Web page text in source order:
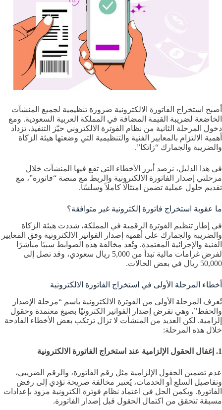
أصبح استخراج الفاتورة الالكترونية ضرورة تنظيمية لجميع المنشآت
الخاضعة لضريبة القيمة المضافة في المملكة العربية السعودية. ومع
دخول المرحلة الثانية من نظام الفوترة الالكتروني حيّز التنفيذ، تزداد
أهمية الالتزام بالمعايير الفنية والتنظيمية التي وضعتها هيئة الزكاة
والضريبة والجمارك “زاتكا”.
في هذا الدليل، نرصد أبرز الأخطاء التي تقع فيها المنشآت خلال
مرحلتي إصدار الفاتورة الالكترونية والربط مع منصة “فاتورة”، مع
تقديم حلول عملية تضمن امتثالًا كاملاً وسلسًا.
ما عقوبة استخراج فاتورة إلكترونية غير متوافقة؟
في إطار تنظيم الفوترة الرقمية في المملكة، شددت هيئة الزكاة
والضريبة والجمارك على أهمية إصدار الفواتير الالكترونية وفق المعايير
الفنية والإجرائية المعتمدة. وتُعد مخالفة هذه الضوابط سببًا مباشرًا
لفرض غرامات مالية تبدأ من 5,000 ريال سعودي، وقد تصل إلى
50,000 ريال في بعض الحالات.
أخطاء المرحلة الأولى في استخراج الفاتورة الالكترونية
تُعرف المرحلة الأولى من الفوترة الالكترونية باسم “مرحلة الإصدار
والحفظ”، وهي تفرض إصدار الفواتير الكترونيًا بصيغ معتمدة وحقول
إلزامية. لكن العديد من المنشآت لا تزال ترتكب بعض الأخطاء الفادحة
خلال هذه المرحلة:
1. إغفال الحقول الإلزامية عند استخراج الفاتورة الالكترونية
عدم تضمين الحقول الإلزامية مثل رقم الفاتورة، والرقم الضريبي،
وتفاصيل السلع أو الخدمات، يُعتبر مخالفة صريحة تؤدي إلى رفض
الفاتورة. ويكمن الحل في اعتماد نظام فوترة الكترونية مزود بإعدادات
مسبقة تتحقق من اكتمال الحقول قبل إصدار الفاتورة.